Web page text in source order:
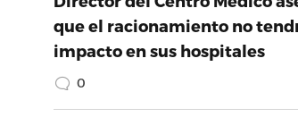
que el racionamiento no
impacto en sus hospitales
0